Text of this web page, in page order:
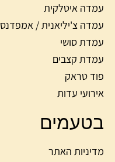
עמדה איטלקית
עמדה צ'יליאנית / אמפדנס
עמדת סושי
עמדת קצבים
פוד טראק
אירועי עדות
בטעמים
מדיניות האתר